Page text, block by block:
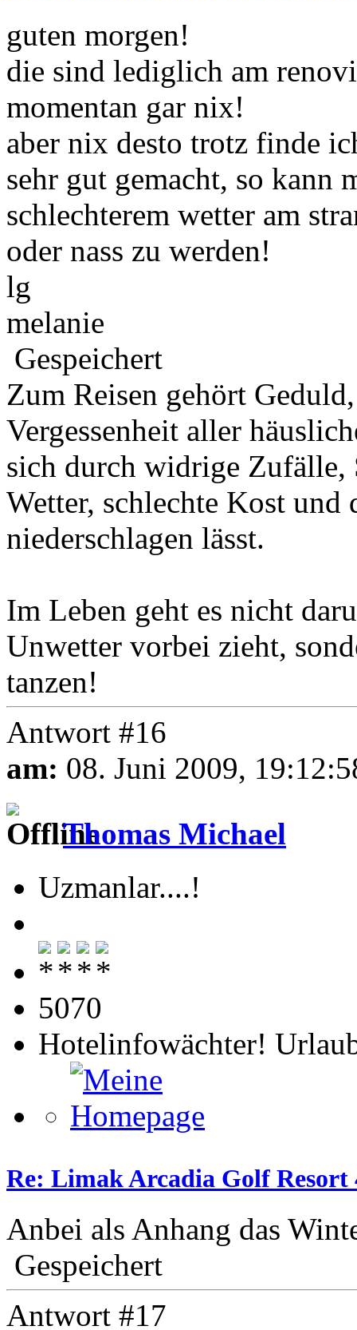
guten morgen!
die sind lediglich am
momentan gar nix!
aber nix desto trotz finde
sehr gut gemacht, so kann
schlechterem wetter am
oder nass zu werden!
lg
melanie
Gespeichert
Zum Reisen gehört
Vergessenheit aller
sich durch widrige Zufälle,
Wetter, schlechte Kost und
niederschlagen lässt.
Im Leben geht es nicht
Unwetter vorbei zieht,
tanzen!
Antwort #16
am: 08. Juni 2009,
Thomas Michael
Uzmanlar....!
5070
Hotelinfowächter!
Re: Limak Arcadia Golf Resort
Anbei als Anhang das
Gespeichert
Antwort #17